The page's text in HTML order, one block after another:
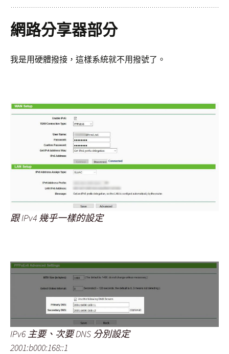
網路分享器部分
我是用硬體撥接，這樣系統就不用撥號了。
跟 IPv4 幾乎一樣的設定
IPv6 主要、次要 DNS 分別設定
2001:b000:168::1